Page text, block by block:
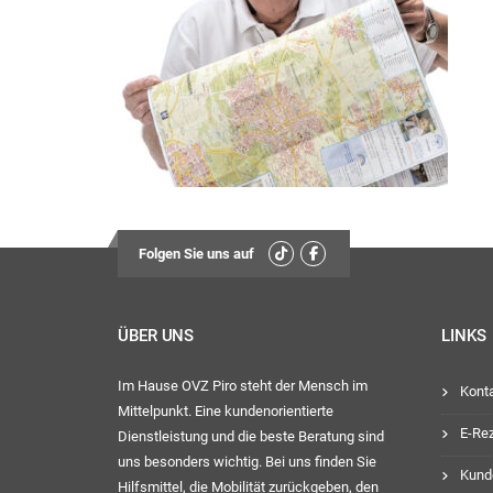
Folgen Sie uns auf
ÜBER UNS
Im Hause OVZ Piro steht der Mensch im
Mittelpunkt. Eine kundenorientierte
Dienstleistung und die beste Beratung sind
uns besonders wichtig. Bei uns finden Sie
Hilfsmittel, die Mobilität zurückgeben, den
LINKS
E-
Montag,
Mittwoch: